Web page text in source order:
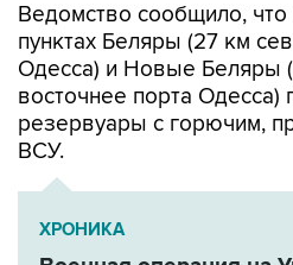
Ведомство сообщило,
пунктах Беляры (27 км
Одесса) и Новые Беляры
восточнее порта
резервуары с горючим,
ВСУ.
ХРОНИКА